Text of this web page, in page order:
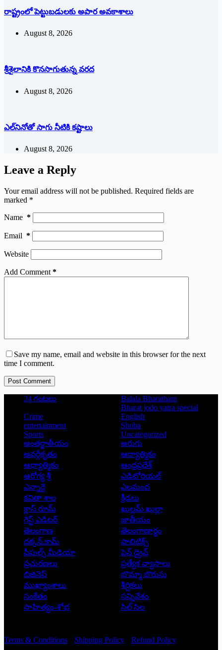
రాష్ట్రంలో పెట్టుబడులకు అపార అవకాశాలు
August 8, 2026
శ్రీశైలానికి కొనసాగుతున్న వరద
August 8, 2026
ఎల్‌నినోతో సాగు నీటికి కష్టాలు
August 8, 2026
Leave a Reply
Your email address will not be published. Required fields are
marked *
Name *
Email *
Website
Add Comment *
Save my name, email and website in this browser for the next
time I comment.
Post Comment
24 గంటలు
Balala Bharatham
Bharat jodo yatra special
Crime
English
entertainment
Shoba
Sports
Uncategorized
అంతర్జాతీయం
అరుగు
అవర్గీకృతం
ఆద్యాత్మికం
ఆధ్యాత్మికం
ఆంధ్రప్రదేశ్
ఆరోగ్య శ్రీ
ఎడిటోరియల్
ఎన్నారై
ఎలమంద
కవితా శాల
క్రీడలు
క్లాస్ రూమ్
ఖుల్లమ్ ఖుల్లా
గెస్ట్ ఎడిటర్
జాతీయం
తెలంగాణ
తెలంగాణార్థం
దక్కన్.కామ్
పాలిటిక్స్
పీపుల్స్ ‌మీడియా
పెన్ డ్రైవ్
ప్రచురణలు
ప్రత్యేక వ్యాసాలు
బిజినెస్
బొమ్మా బొరుసు
ముఖ్యాంశాలు
శీర్షికలు
సంకేతం
సన్నివేశం
సాహిత్యం-శోభ
సిల్ సిల
Terms & Conditions Shipping Policy
Refund Policy